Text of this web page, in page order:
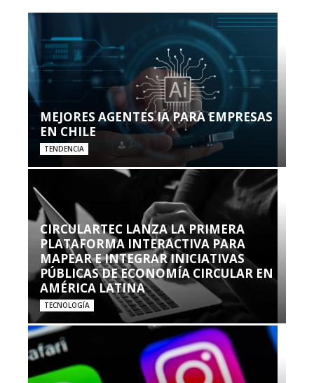
MEJORES AGENTES IA PARA EMPRESAS
EN CHILE
TENDENCIA
CIRCULARTEC LANZA LA PRIMERA
PLATAFORMA INTERACTIVA PARA
MAPEAR E INTEGRAR INICIATIVAS
PÚBLICAS DE ECONOMÍA CIRCULAR EN
AMÉRICA LATINA
TECNOLOGÍA